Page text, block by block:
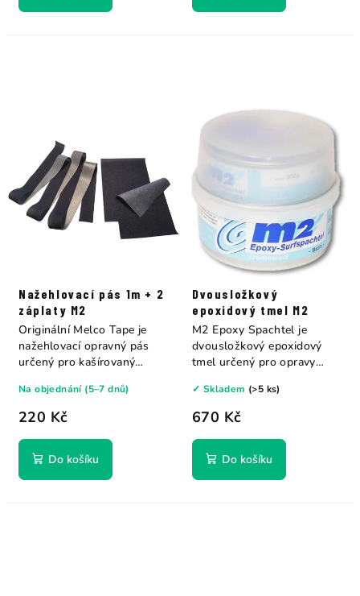
Nažehlovací pás 1m + 2
záplaty M2
220 Kč
Na objednání (5–7 dnů)
Do košíku
Originální Melco Tape je
nažehlovací opravný pás
určený pro kašírovaný
Dvousložkový
epoxidový tmel M2
670 Kč
✓ Skladem (>5 ks)
Do košíku
M2 Epoxy Spachtel je
dvousložkový epoxidový
tmel určený pro opravy